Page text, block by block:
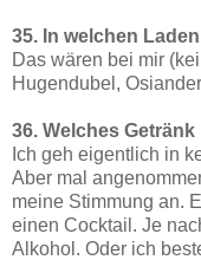
35. In welchen
Das wären bei mir
Hugendubel,
36. Welches
Ich geh eigentlich in
Aber mal
meine Stimmung an.
einen Cocktail. Je
Alkohol. Oder ich